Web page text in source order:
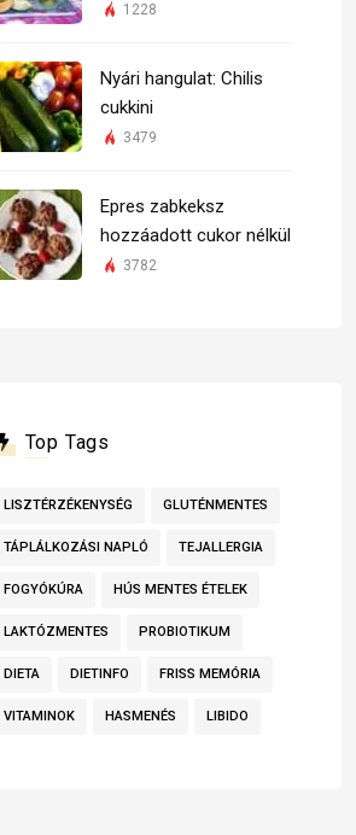
1228
Nyári hangulat: Chilis
cukkini
3479
Epres zabkeksz
hozzáadott cukor nélkül
3782
Top Tags
LISZTÉRZÉKENYSÉG GLUTÉNMENTES
TÁPLÁLKOZÁSI NAPLÓ TEJALLERGIA
FOGYÓKÚRA HÚS MENTES ÉTELEK
LAKTÓZMENTES PROBIOTIKUM
DIETA DIETINFO FRISS MEMÓRIA
VITAMINOK HASMENÉS LIBIDO